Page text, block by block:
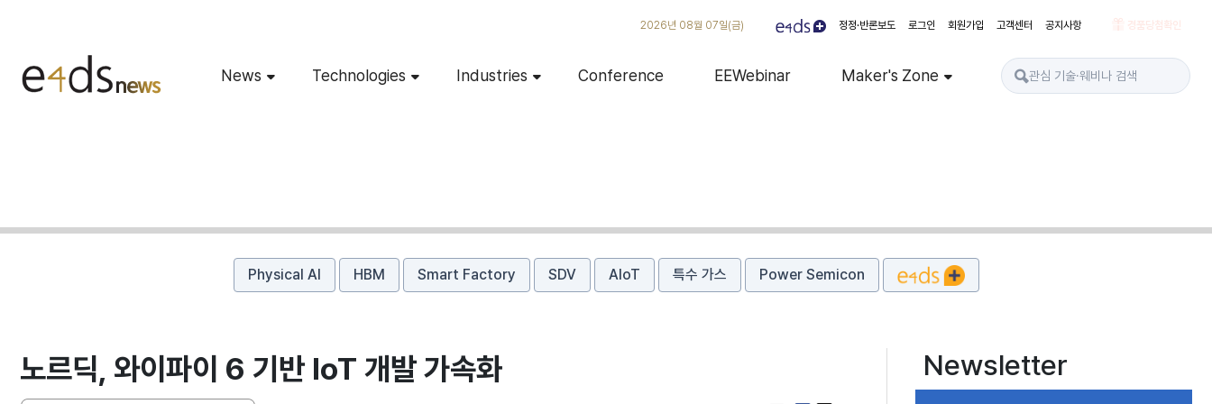
2026년 08월 07일(금) 정정·반론보도 로그인 회원가입 고객센터 공지사항 경품당첨확인
News Technologies Industries Conference EEWebinar Maker's Zone
Physical AI HBM Smart Factory SDV AIoT 특수 가스 Power Semicon
노르딕, 와이파이 6 기반 IoT 개발 가속화 Newsletter